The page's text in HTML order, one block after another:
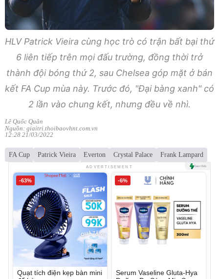
HLV Patrick Vieira cùng học trò có trận bất bại thứ
6 liên tiếp trên mọi đấu trường, đồng thời trở
thành đội bóng thứ 2, sau Chelsea góp mặt ở bán
kết FA Cup mùa này. Trước đó, "Đại bàng xanh" có
2 lần vào chung kết, nhưng đều về nhì.
Lê Quốc Quân
Nguồn: giaitri.thoibaovhnt.com.vn
12:28 21/03/2022
FA Cup Patrick Vieira Everton Crystal Palace Frank Lampard
ADVERTISEMENT
-63%
Quạt tích điện kẹp bàn mini
-6%
Serum Vaseline Gluta-Hya